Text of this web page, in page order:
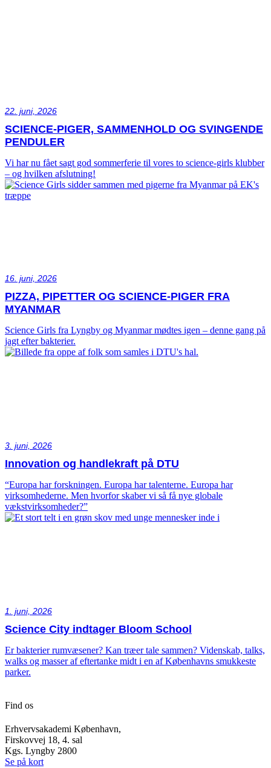
22. juni, 2026
SCIENCE-PIGER, SAMMENHOLD OG SVINGENDE
PENDULER
Vi har nu fået sagt god sommerferie til vores to science-girls klubber
– og hvilken afslutning!
16. juni, 2026
PIZZA, PIPETTER OG SCIENCE-PIGER FRA
MYANMAR
Science Girls fra Lyngby og Myanmar mødtes igen – denne gang på
jagt efter bakterier.
3. juni, 2026
Innovation og handlekraft på DTU
“Europa har forskningen. Europa har talenterne. Europa har
virksomhederne. Men hvorfor skaber vi så få nye globale
vækstvirksomheder?”
1. juni, 2026
Science City indtager Bloom School
Er bakterier rumvæsener? Kan træer tale sammen? Videnskab, talks,
walks og masser af eftertanke midt i en af Københavns smukkeste
parker.
Find os
Erhvervsakademi København,
Firskovvej 18, 4. sal
Kgs. Lyngby 2800
Se på kort